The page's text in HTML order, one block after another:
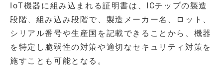
IoT機器に組み込まれる証明書は、ICチップの製造
段階、組み込み段階で、製造メーカー名、ロット、
シリアル番号や生産国を記載できることから、機器
を特定し脆弱性の対策や適切なセキュリティ対策を
施すことも可能となる。